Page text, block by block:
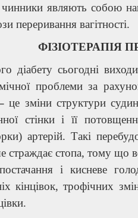
чинники являють собою
переривання вагітності.
ФІЗІОТЕРАПІЯ
діабету сьогодні
проблеми за
це зміни структури
стінки і її
артерій. Такі
страждає стопа, тому що
і кисневе
кінцівок, трофічних